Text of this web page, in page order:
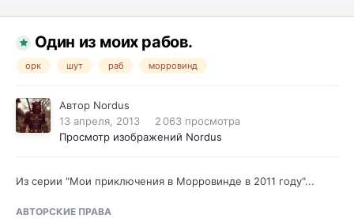
Один из моих рабов.
орк шут раб морровинд
Автор Nordus
13 апреля, 2013
2 063 просмотра
Просмотр изображений Nordus
Из серии "Мои приключения в Морровинде в 2011 году"...
АВТОРСКИЕ ПРАВА